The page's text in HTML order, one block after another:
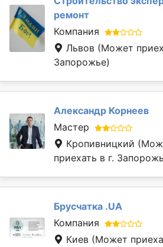
ремонт
Компания
Львов (Может
Запорожье)
Александр Корнеев
Мастер
Кропивницкий
приехать в г.
Брусчатка .UA
Компания
Киев (Может